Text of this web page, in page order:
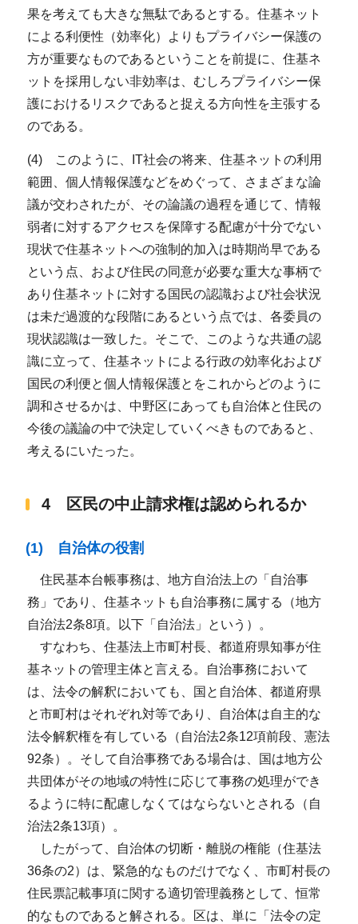
果を考えても大きな無駄であるとする。住基ネット
による利便性（効率化）よりもプライバシー保護の
方が重要なものであるということを前提に、住基ネ
ットを採用しない非効率は、むしろプライバシー保
護におけるリスクであると捉える方向性を主張する
のである。
(4) このように、IT社会の将来、住基ネットの利用
範囲、個人情報保護などをめぐって、さまざまな論
議が交わされたが、その論議の過程を通じて、情報
弱者に対するアクセスを保障する配慮が十分でない
現状で住基ネットへの強制的加入は時期尚早である
という点、および住民の同意が必要な重大な事柄で
あり住基ネットに対する国民の認識および社会状況
は未だ過渡的な段階にあるという点では、各委員の
現状認識は一致した。そこで、このような共通の認
識に立って、住基ネットによる行政の効率化および
国民の利便と個人情報保護とをこれからどのように
調和させるかは、中野区にあっても自治体と住民の
今後の議論の中で決定していくべきものであると、
考えるにいたった。
4 区民の中止請求権は認められるか
(1) 自治体の役割
住民基本台帳事務は、地方自治法上の「自治事
務」であり、住基ネットも自治事務に属する（地方
自治法2条8項。以下「自治法」という）。
すなわち、住基法上市町村長、都道府県知事が住
基ネットの管理主体と言える。自治事務において
は、法令の解釈においても、国と自治体、都道府県
と市町村はそれぞれ対等であり、自治体は自主的な
法令解釈権を有している（自治法2条12項前段、憲法
92条）。そして自治事務である場合は、国は地方公
共団体がその地域の特性に応じて事務の処理ができ
るように特に配慮しなくてはならないとされる（自
治法2条13項）。
したがって、自治体の切断・離脱の権能（住基法
36条の2）は、緊急的なものだけでなく、市町村長の
住民票記載事項に関する適切管理義務として、恒常
的なものであると解される。区は、単に「法令の定